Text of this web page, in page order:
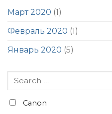
Март 2020 (1)
Февраль 2020 (1)
Январь 2020 (5)
Canon